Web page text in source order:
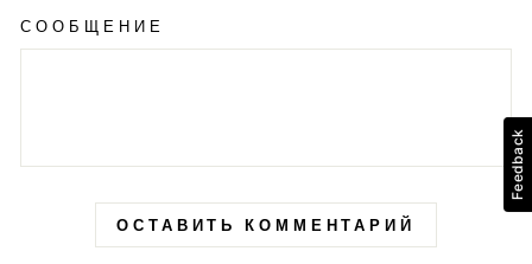
СООБЩЕНИЕ
ОСТАВИТЬ КОММЕНТАРИЙ
Feedback